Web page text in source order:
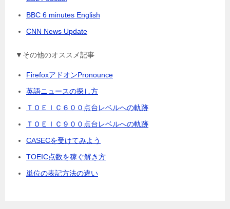
BBC 6 minutes English
CNN News Update
▼その他のオススメ記事
FirefoxアドオンPronounce
英語ニュースの探し方
ＴＯＥＩＣ６００点台レベルへの軌跡
ＴＯＥＩＣ９００点台レベルへの軌跡
CASECを受けてみよう
TOEIC点数を稼ぐ解き方
単位の表記方法の違い